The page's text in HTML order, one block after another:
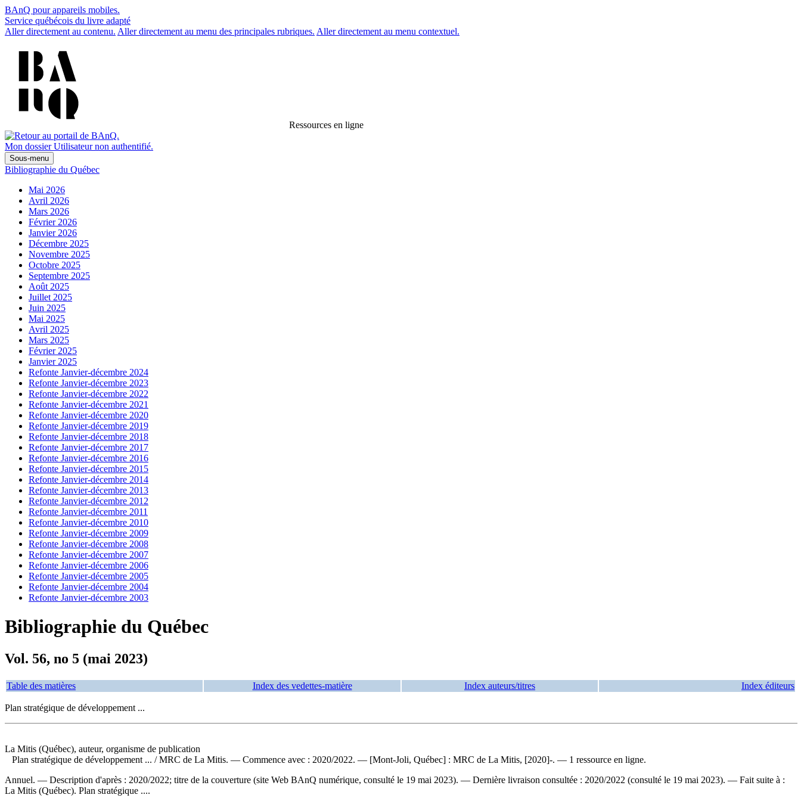
BAnQ pour appareils mobiles.
Service québécois du livre adapté
Aller directement au contenu. Aller directement au menu des principales rubriques. Aller directement au menu contextuel.
Ressources en ligne
Mon dossier Utilisateur non authentifié.
Sous-menu
Bibliographie du Québec
Mai 2026
Avril 2026
Mars 2026
Février 2026
Janvier 2026
Décembre 2025
Novembre 2025
Octobre 2025
Septembre 2025
Août 2025
Juillet 2025
Juin 2025
Mai 2025
Avril 2025
Mars 2025
Février 2025
Janvier 2025
Refonte Janvier-décembre 2024
Refonte Janvier-décembre 2023
Refonte Janvier-décembre 2022
Refonte Janvier-décembre 2021
Refonte Janvier-décembre 2020
Refonte Janvier-décembre 2019
Refonte Janvier-décembre 2018
Refonte Janvier-décembre 2017
Refonte Janvier-décembre 2016
Refonte Janvier-décembre 2015
Refonte Janvier-décembre 2014
Refonte Janvier-décembre 2013
Refonte Janvier-décembre 2012
Refonte Janvier-décembre 2011
Refonte Janvier-décembre 2010
Refonte Janvier-décembre 2009
Refonte Janvier-décembre 2008
Refonte Janvier-décembre 2007
Refonte Janvier-décembre 2006
Refonte Janvier-décembre 2005
Refonte Janvier-décembre 2004
Refonte Janvier-décembre 2003
Bibliographie du Québec
Vol. 56, no 5 (mai 2023)
Table des matières Index des vedettes-matière Index auteurs/titres Index éditeurs
Plan stratégique de développement ...
La Mitis (Québec), auteur, organisme de publication
Plan stratégique de développement ... / MRC de La Mitis. — Commence avec : 2020/2022. — [Mont-Joli, Québec] : MRC de La Mitis, [2020]-. — 1 ressource en ligne.
Annuel. — Description d'après : 2020/2022; titre de la couverture (site Web BAnQ numérique, consulté le 19 mai 2023). — Dernière livraison consultée : 2020/2022 (consulté le 19 mai 2023). — Fait suite à :
La Mitis (Québec). Plan stratégique ....